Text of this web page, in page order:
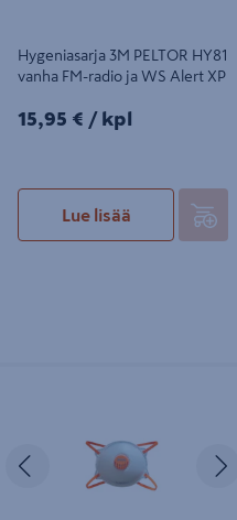
Hygeniasarja 3M PELTOR HY81
vanha FM-radio ja WS Alert XP
15,95€/kpl
15,95 € / kpl
Lue lisää
Edellinen